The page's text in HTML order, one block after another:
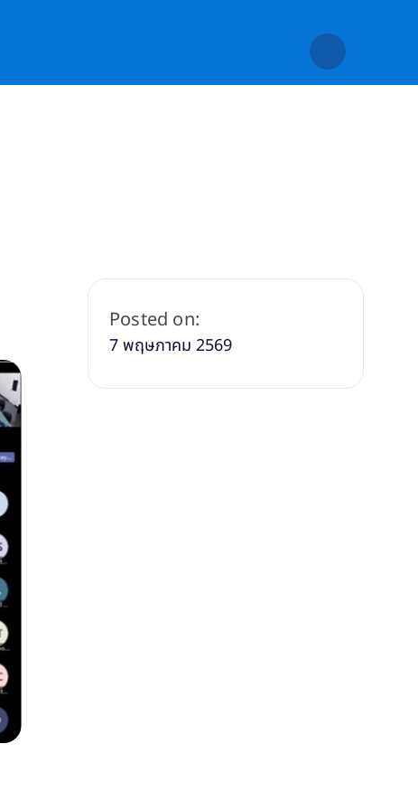
Posted on:
7 พฤษภาคม 2569